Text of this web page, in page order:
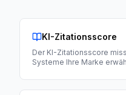
KI-Zitationsscore
Der KI-Zitationsscore
Systeme Ihre Marke